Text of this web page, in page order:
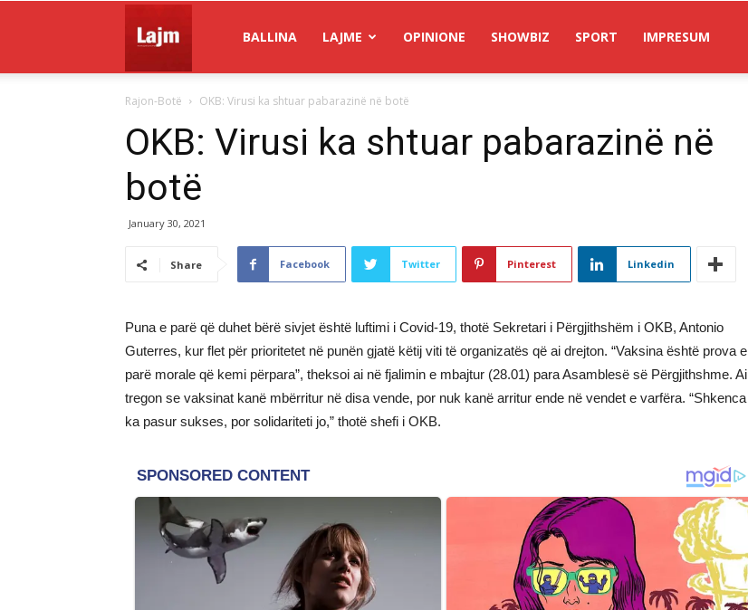
Lajm
BALLINA LAJME OPINIONE SHOWBIZ SPORT IMPRESUM
Rajon-Botë OKB: Virusi ka shtuar pabarazinë në botë
OKB: Virusi ka shtuar pabarazinë në
botë
January 30, 2021
Share Facebook Twitter Pinterest Linkedin
Puna e parë që duhet bërë sivjet është luftimi i Covid-19, thotë Sekretari i Përgjithshëm i OKB, Antonio
Guterres, kur flet për prioritetet në punën gjatë këtij viti të organizatës që ai drejton. “Vaksina është prova e
parë morale që kemi përpara”, theksoi ai në fjalimin e mbajtur (28.01) para Asamblesë së Përgjithshme. Ai
tregon se vaksinat kanë mbërritur në disa vende, por nuk kanë arritur ende në vendet e varfëra. “Shkenca
ka pasur sukses, por solidariteti jo,” thotë shefi i OKB.